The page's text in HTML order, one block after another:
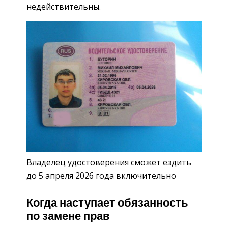
недействительны.
Владелец удостоверения сможет ездить
до 5 апреля 2026 года включительно
Когда наступает обязанность
по замене прав